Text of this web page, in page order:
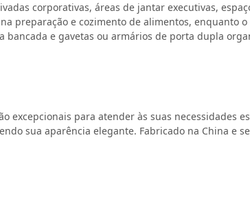
corporativas, áreas de jantar executivas,
preparação e cozimento de alimentos, enquanto
e gavetas ou armários de porta dupla
excepcionais para atender às suas necessidades
sua aparência elegante. Fabricado na China e